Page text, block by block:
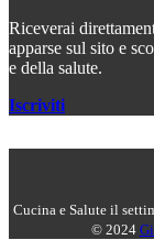
Riceverai
apparse sul sito e
e della salute.
Iscriviti
Cucina e Salute il
© 2024